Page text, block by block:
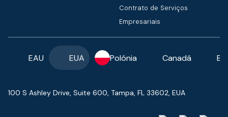
Contrato de Serviços
Empresariais
EAU EUA Polónia Canadá
100 S Ashley Drive, Suite 600, Tampa, FL 33602, EUA